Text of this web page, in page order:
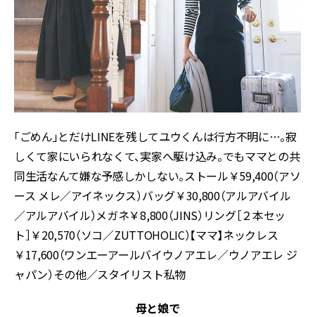
「ごめん」とだけLINEを残してユウくんは行方不明に…。寂
しくて家にいられなくて、実家へ駆け込み。でもママとの共
同生活なんて嫌な予感しかしない。ストール￥59,400（アソ
ース メレ／アイネックス）バッグ￥30,800（アルアバイル
／アルアバイル）メガネ￥8,800（JINS）リング［２本セッ
ト］￥20,570（ソコ／ZUTTOHOLIC）【ママ】ネックレス
￥17,600（ワンエーアールバイウノアエレ／ウノアエレ ジ
ャパン）その他／スタイリスト私物
母と娘で